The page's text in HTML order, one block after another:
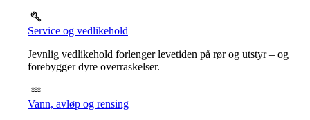
Service og vedlikehold
Jevnlig vedlikehold forlenger levetiden på rør og utstyr – og
forebygger dyre overraskelser.
Vann, avløp og rensing